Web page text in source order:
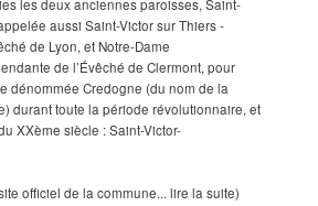
les deux anciennes paroisses, Saint-
aussi Saint-Victor sur Thiers -
de Lyon, et Notre-Dame
de l’Évêché de Clermont, pour
dénommée Credogne (du nom de la
durant toute la période révolutionnaire, et
XXème siècle : Saint-Victor-
officiel de la commune... lire la suite)